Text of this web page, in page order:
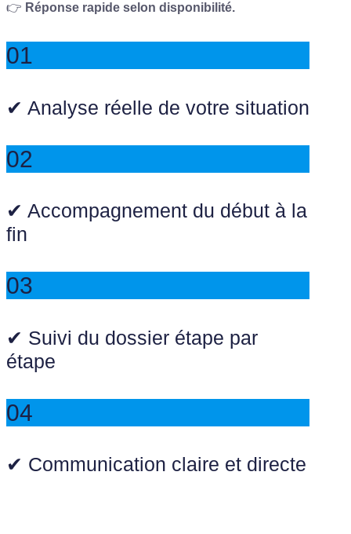
👉 Réponse rapide selon disponibilité.
01
✔ Analyse réelle de votre situation
02
✔ Accompagnement du début à la
fin
03
✔ Suivi du dossier étape par
étape
04
✔ Communication claire et directe